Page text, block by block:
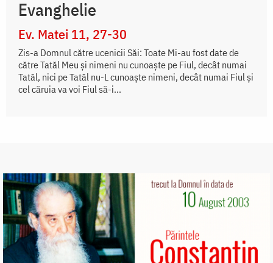
Evanghelie
Ev. Matei 11, 27-30
Zis-a Domnul către ucenicii Săi: Toate Mi-au fost date de
către Tatăl Meu și nimeni nu cunoaște pe Fiul, decât numai
Tatăl, nici pe Tatăl nu-L cunoaște nimeni, decât numai Fiul și
cel căruia va voi Fiul să-i...